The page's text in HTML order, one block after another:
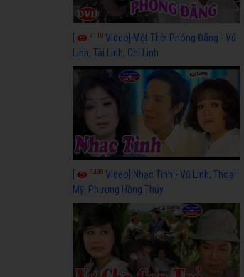
4110 Video] Một Thời Phóng Đãng - Vũ
Linh, Tài Linh, Chí Linh
3440 Video] Nhạc Tình - Vũ Linh, Thoại
Mỹ, Phương Hồng Thủy